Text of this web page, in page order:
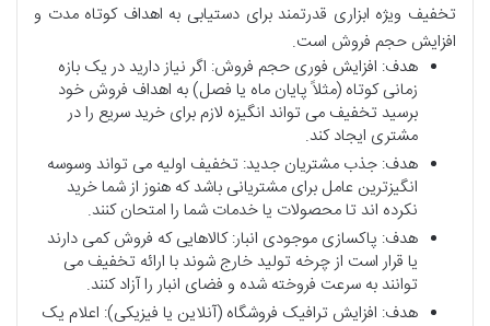
تخفیف ویژه ابزاری قدرتمند برای دستیابی به اهداف کوتاه مدت و
افزایش حجم فروش است.
هدف: افزایش فوری حجم فروش: اگر نیاز دارید در یک بازه
زمانی کوتاه (مثلاً پایان ماه یا فصل) به اهداف فروش خود
برسید تخفیف می تواند انگیزه لازم برای خرید سریع را در
مشتری ایجاد کند.
هدف: جذب مشتریان جدید: تخفیف اولیه می تواند وسوسه
انگیزترین عامل برای مشتریانی باشد که هنوز از شما خرید
نکرده اند تا محصولات یا خدمات شما را امتحان کنند.
هدف: پاکسازی موجودی انبار: کالاهایی که فروش کمی دارند
یا قرار است از چرخه تولید خارج شوند با ارائه تخفیف می
توانند به سرعت فروخته شده و فضای انبار را آزاد کنند.
هدف: افزایش ترافیک فروشگاه (آنلاین یا فیزیکی): اعلام یک